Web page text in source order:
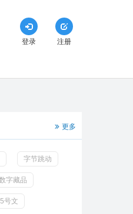
登录 注册
更多
字节跳动
字藏品
号文